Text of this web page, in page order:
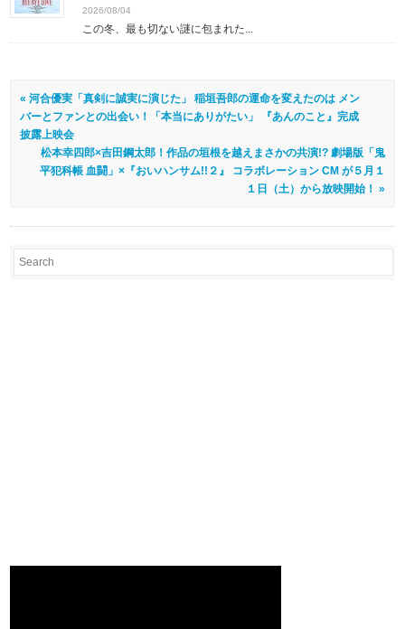
2026/08/04
この冬、最も切ない謎に包まれた...
« 河合優実「真剣に誠実に演じた」 稲垣吾郎の運命を変えたのは メン
バーとファンとの出会い！「本当にありがたい」 『あんのこと』完成
披露上映会
松本幸四郎×吉田鋼太郎！作品の垣根を越えまさかの共演!? 劇場版「鬼
平犯科帳 血闘」×『おいハンサム!!２』 コラボレーション CM が５月１
１日（土）から放映開始！ »